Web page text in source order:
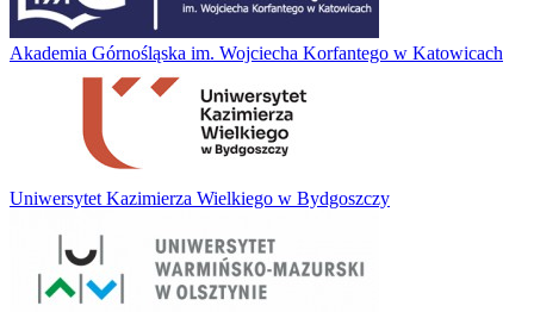
Akademia Górnośląska im. Wojciecha Korfantego w Katowicach
Uniwersytet Kazimierza Wielkiego w Bydgoszczy